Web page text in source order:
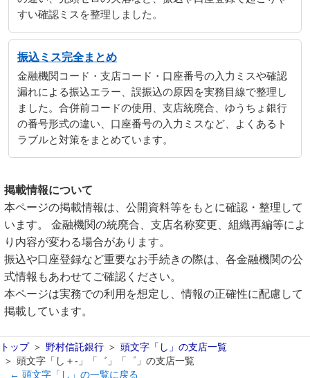
すい確認ミスを整理しました。
振込ミス完全まとめ
金融機関コード・支店コード・口座番号の入力ミスや確認
漏れによる振込エラー、誤振込の原因を実務目線で整理し
ました。合併前コードの使用、支店統廃合、ゆうちょ銀行
の番号形式の違い、口座番号の入力ミスなど、よくあるト
ラブルと対策をまとめています。
掲載情報について
本ページの掲載情報は、公開資料等をもとに確認・整理して
います。 金融機関の統廃合、支店名称変更、組織再編等によ
り内容が変わる場合があります。
振込や口座登録など重要なお手続きの際は、各金融機関の公
式情報もあわせてご確認ください。
本ページは実務での利用を想定し、情報の正確性に配慮して
掲載しています。
トップ 野村信託銀行
頭文字「し」の支店一覧
頭文字「し＋-」「゛」「゜」の支店一覧
← 頭文字「し」の一覧に戻る